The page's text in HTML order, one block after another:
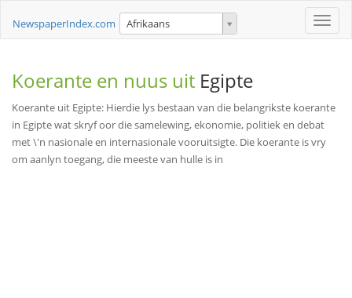
Toggle
NewspaperIndex.com Afrikaans
Koerante en nuus uit Egipte
Koerante uit Egipte: Hierdie lys bestaan van die belangrikste koerante
in Egipte wat skryf oor die samelewing, ekonomie, politiek en debat
met \'n nasionale en internasionale vooruitsigte. Die koerante is vry
om aanlyn toegang, die meeste van hulle is in